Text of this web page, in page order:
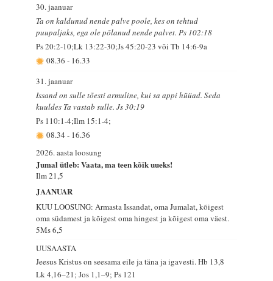
30. jaanuar
Ta on kaldunud nende palve poole, kes on tehtud
puupaljaks, ega ole põlanud nende palvet. Ps 102:18
Ps 20:2-10;Lk 13:22-30;Js 45:20-23 või Tb 14:6-9a
08.36- 16.33
31. jaanuar
Issand on sulle tõesti armuline, kui sa appi hüüad. Seda
kuuldes Ta vastab sulle. Js 30:19
Ps 110:1-4;Ilm 15:1-4;
08.34- 16.36
2026. aasta loosung
Jumal ütleb: Vaata, ma teen kõik uueks!
Ilm 21,5
JAANUAR
KUU LOOSUNG: Armasta Issandat, oma Jumalat, kõigest
oma südamest ja kõigest oma hingest ja kõigest oma väest.
5Ms 6,5
UUSAASTA
Jeesus Kristus on seesama eile ja täna ja igavesti.Hb 13,8
Lk 4,16–21; Jos 1,1–9; Ps 121